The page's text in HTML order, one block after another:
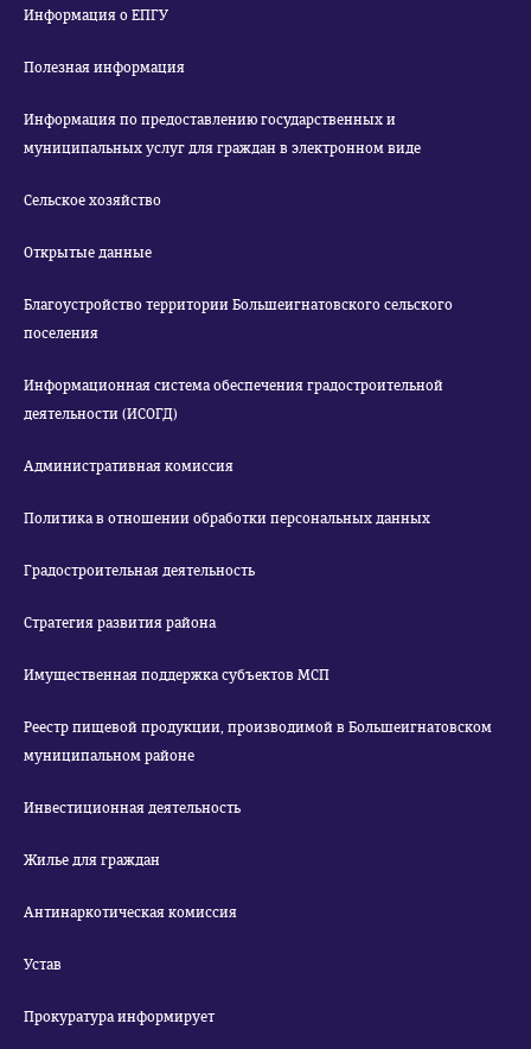
Информация о ЕПГУ
Полезная информация
Информация по предоставлению государственных и
муниципальных услуг для граждан в электронном виде
Сельское хозяйство
Открытые данные
Благоустройство территории Большеигнатовского сельского
поселения
Информационная система обеспечения градостроительной
деятельности (ИСОГД)
Административная комиссия
Политика в отношении обработки персональных данных
Градостроительная деятельность
Стратегия развития района
Имущественная поддержка субъектов МСП
Реестр пищевой продукции, производимой в Большеигнатовском
муниципальном районе
Инвестиционная деятельность
Жилье для граждан
Антинаркотическая комиссия
Устав
Прокуратура информирует